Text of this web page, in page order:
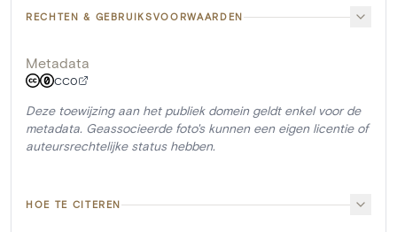
RECHTEN & GEBRUIKSVOORWAARDEN
Metadata
CC0
Deze toewijzing aan het publiek domein geldt enkel voor de
metadata. Geassocieerde foto's kunnen een eigen licentie of
auteursrechtelijke status hebben.
HOE TE CITEREN